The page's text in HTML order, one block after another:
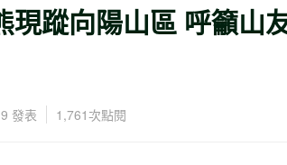
現蹤向陽山區 呼籲山
發表 1,761次點閱